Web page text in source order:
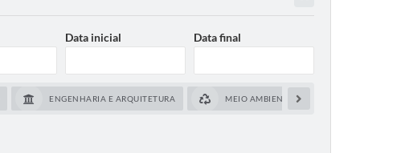
Data inicial Data final
ENGENHARIA E ARQUITETURA MEIO AMBIENTE